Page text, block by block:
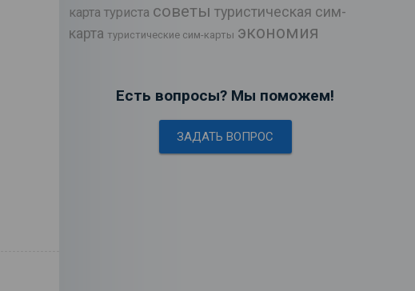
карта туриста советы туристическая сим-
карта туристические сим-карты экономия
Есть вопросы? Мы поможем!
ЗАДАТЬ ВОПРОС